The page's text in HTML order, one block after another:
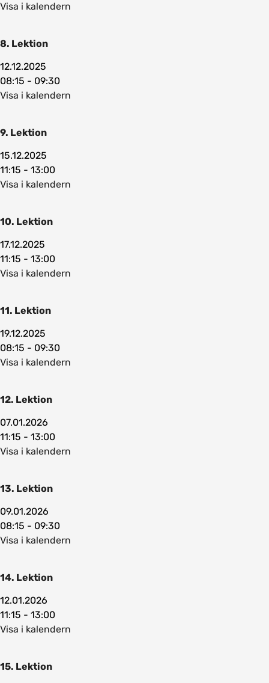
Visa i kalendern
8. Lektion
12.12.2025
08:15 - 09:30
Visa i kalendern
9. Lektion
15.12.2025
11:15 - 13:00
Visa i kalendern
10. Lektion
17.12.2025
11:15 - 13:00
Visa i kalendern
11. Lektion
19.12.2025
08:15 - 09:30
Visa i kalendern
12. Lektion
07.01.2026
11:15 - 13:00
Visa i kalendern
13. Lektion
09.01.2026
08:15 - 09:30
Visa i kalendern
14. Lektion
12.01.2026
11:15 - 13:00
Visa i kalendern
15. Lektion